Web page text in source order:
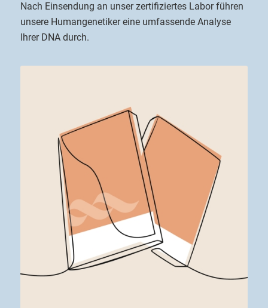
Nach Einsendung an unser zertifiziertes Labor führen
unsere Humangenetiker eine umfassende Analyse
Ihrer DNA durch.